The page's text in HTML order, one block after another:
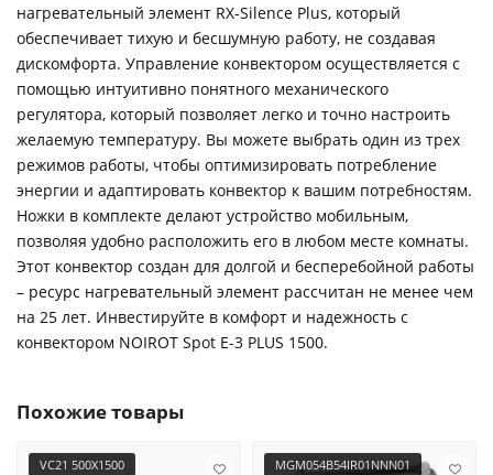
нагревательный элемент RX-Silence Plus, который
обеспечивает тихую и бесшумную работу, не создавая
дискомфорта. Управление конвектором осуществляется с
помощью интуитивно понятного механического
регулятора, который позволяет легко и точно настроить
желаемую температуру. Вы можете выбрать один из трех
режимов работы, чтобы оптимизировать потребление
энергии и адаптировать конвектор к вашим потребностям.
Ножки в комплекте делают устройство мобильным,
позволяя удобно расположить его в любом месте комнаты.
Этот конвектор создан для долгой и бесперебойной работы
– ресурс нагревательный элемент рассчитан не менее чем
на 25 лет. Инвестируйте в комфорт и надежность с
конвектором NOIROT Spot E-3 PLUS 1500.
Похожие товары
VC21 500X1500 MGM054B54IR01NNN01